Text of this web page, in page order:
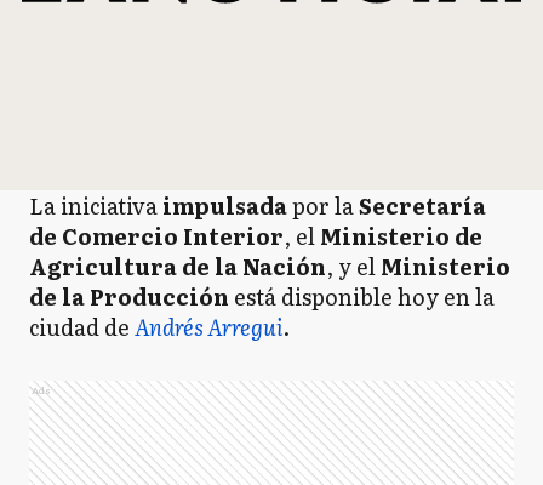
La iniciativaimpulsadapor laSecretaría
de Comercio Interior, elMinisterio de
Agricultura de la Nación, y elMinisterio
de la Producción está disponible hoy en la
ciudad deAndrés Arregui.
Ads